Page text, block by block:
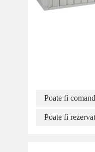
Poate fi
Poate fi rezervat